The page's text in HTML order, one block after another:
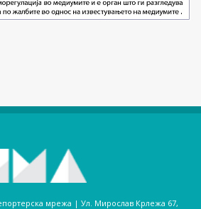
мрежа | Ул. Мирослав Крлежа 67,